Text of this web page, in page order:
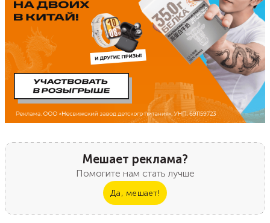
Мешает реклама?
Помогите нам стать лучше
Да, мешает!